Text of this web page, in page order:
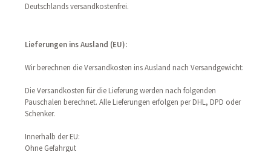
Deutschlands versandkostenfrei.
Lieferungen ins Ausland (EU):
Wir berechnen die Versandkosten ins Ausland nach Versandgewicht:
Die Versandkosten für die Lieferung werden nach folgenden
Pauschalen berechnet. Alle Lieferungen erfolgen per DHL, DPD oder
Schenker.
Innerhalb der EU:
Ohne Gefahrgut